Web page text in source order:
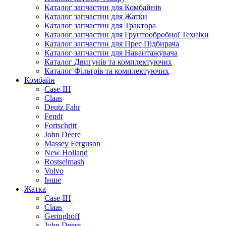
зателефонує наш менеджер та допоможе
придбати H168316 Сегмент ножа жатки комбайна John
Deere по вигідній ціні з доставкою в Київ, Харків, Львів.
Каталог запчастин для Комбайнів
Каталог запчастин для Жатки
Каталог запчастин для Трактора
Каталог запчастин для Грунтообробної Техніки
Каталог запчастин для Прес Підбирача
Каталог запчастин для Навантажувача
Каталог Двигунів та комплектуючих
Каталог Фільтрів та комплектуючих
Комбайн
Case-IH
Claas
Deutz Fahr
Fendt
Fortschritt
John Deere
Massey Ferguson
New Holland
Rostselmash
Volvo
Інше
Жатка
Case-IH
Claas
Geringhoff